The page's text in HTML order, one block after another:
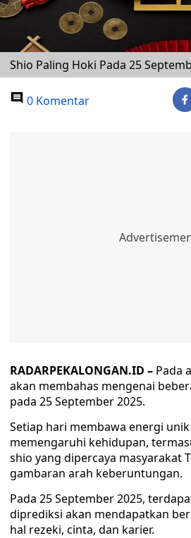
Shio Paling Hoki Pada 25
0 Komentar
RADARPEKALONGAN.ID – Pada
akan membahas mengenai
pada 25 September 2025.
Setiap hari membawa energi
memengaruhi kehidupan,
shio yang dipercaya masyarakat
gambaran arah keberuntungan.
Pada 25 September 2025,
diprediksi akan mendapatkan
hal rezeki, cinta, dan karier.